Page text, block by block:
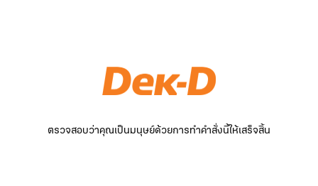
ตรวจสอบว่าคุณเป็นมนุษย์ด้วยการทำคำสั่งนี้ให้เสร็จสิ้น